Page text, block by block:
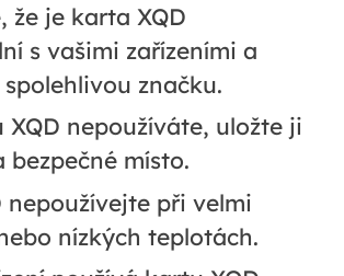
že je karta XQD
s vašimi zařízeními a
značku.
XQD nepoužíváte, uložte ji
bezpečné místo.
nepoužívejte při velmi
nízkých teplotách.